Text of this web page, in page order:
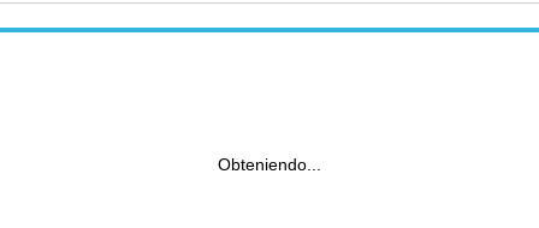
Obteniendo...